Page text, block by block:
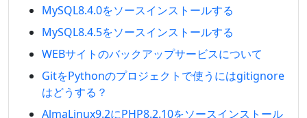
MySQL8.4.0をソースインストールする
MySQL8.4.5をソースインストールする
WEBサイトのバックアップサービスについて
GitをPythonのプロジェクトで使うにはgitignore
はどうする？
AlmaLinux9.2にPHP8.2.10をソースインストール